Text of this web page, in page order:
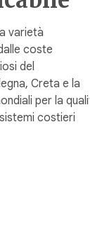
varietà
coste
del
Creta e la
per la
costieri